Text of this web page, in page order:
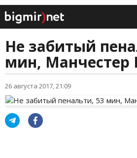
Не забитый
мин,
26 августа 2017, 21:09